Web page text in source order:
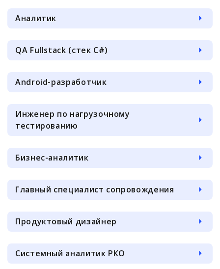
Аналитик
QA Fullstack (стек C#)
Android-разработчик
Инженер по нагрузочному
тестированию
Бизнес-аналитик
Главный специалист сопровождения
Продуктовый дизайнер
Системный аналитик РКО